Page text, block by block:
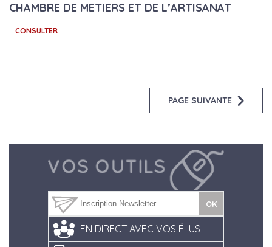
CHAMBRE DE METIERS ET DE L’ARTISANAT
CONSULTER
PAGE SUIVANTE
EN DIRECT AVEC VOS ÉLUS